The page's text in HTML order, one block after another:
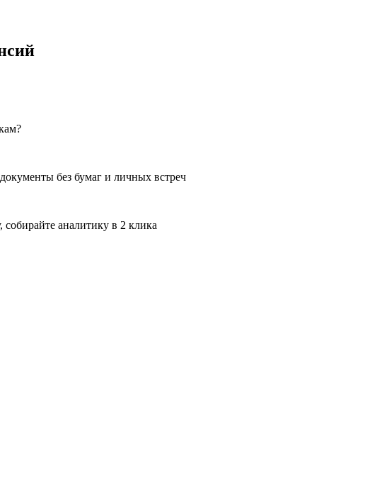
без бумаг и личных встреч
собирайте аналитику в 2 клика